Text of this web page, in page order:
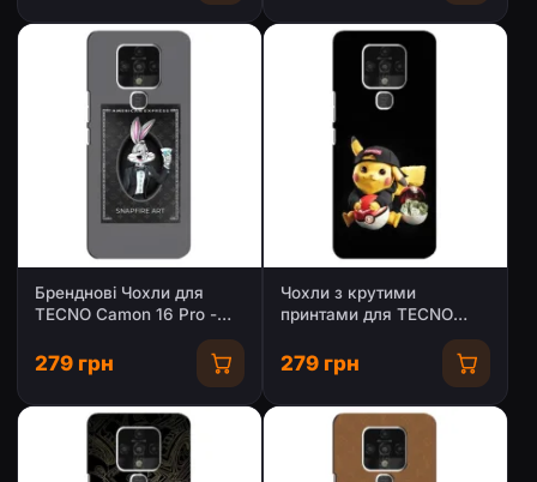
Бренднові Чохли для
TECNO Camon 16 Pro -
279 грн
Чохли з крутими
принтами для TECNO
(PREMIUMPrint)
279 грн